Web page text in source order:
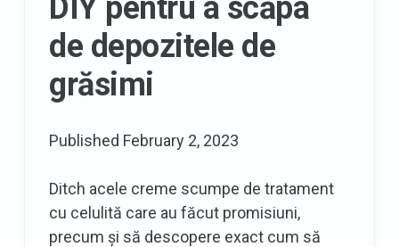
DIY pentru a scăpa
de depozitele de
grăsimi
Published February 2, 2023
Ditch acele creme scumpe de tratament
cu celulită care au făcut promisiuni,
precum și să descopere exact cum să